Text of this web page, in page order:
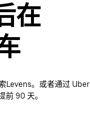
在
Levens。或者通过 Uber
前 90 天。